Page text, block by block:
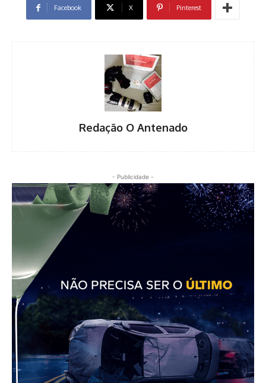
Facebook X Pinterest
Redação O Antenado
- Publicidade -